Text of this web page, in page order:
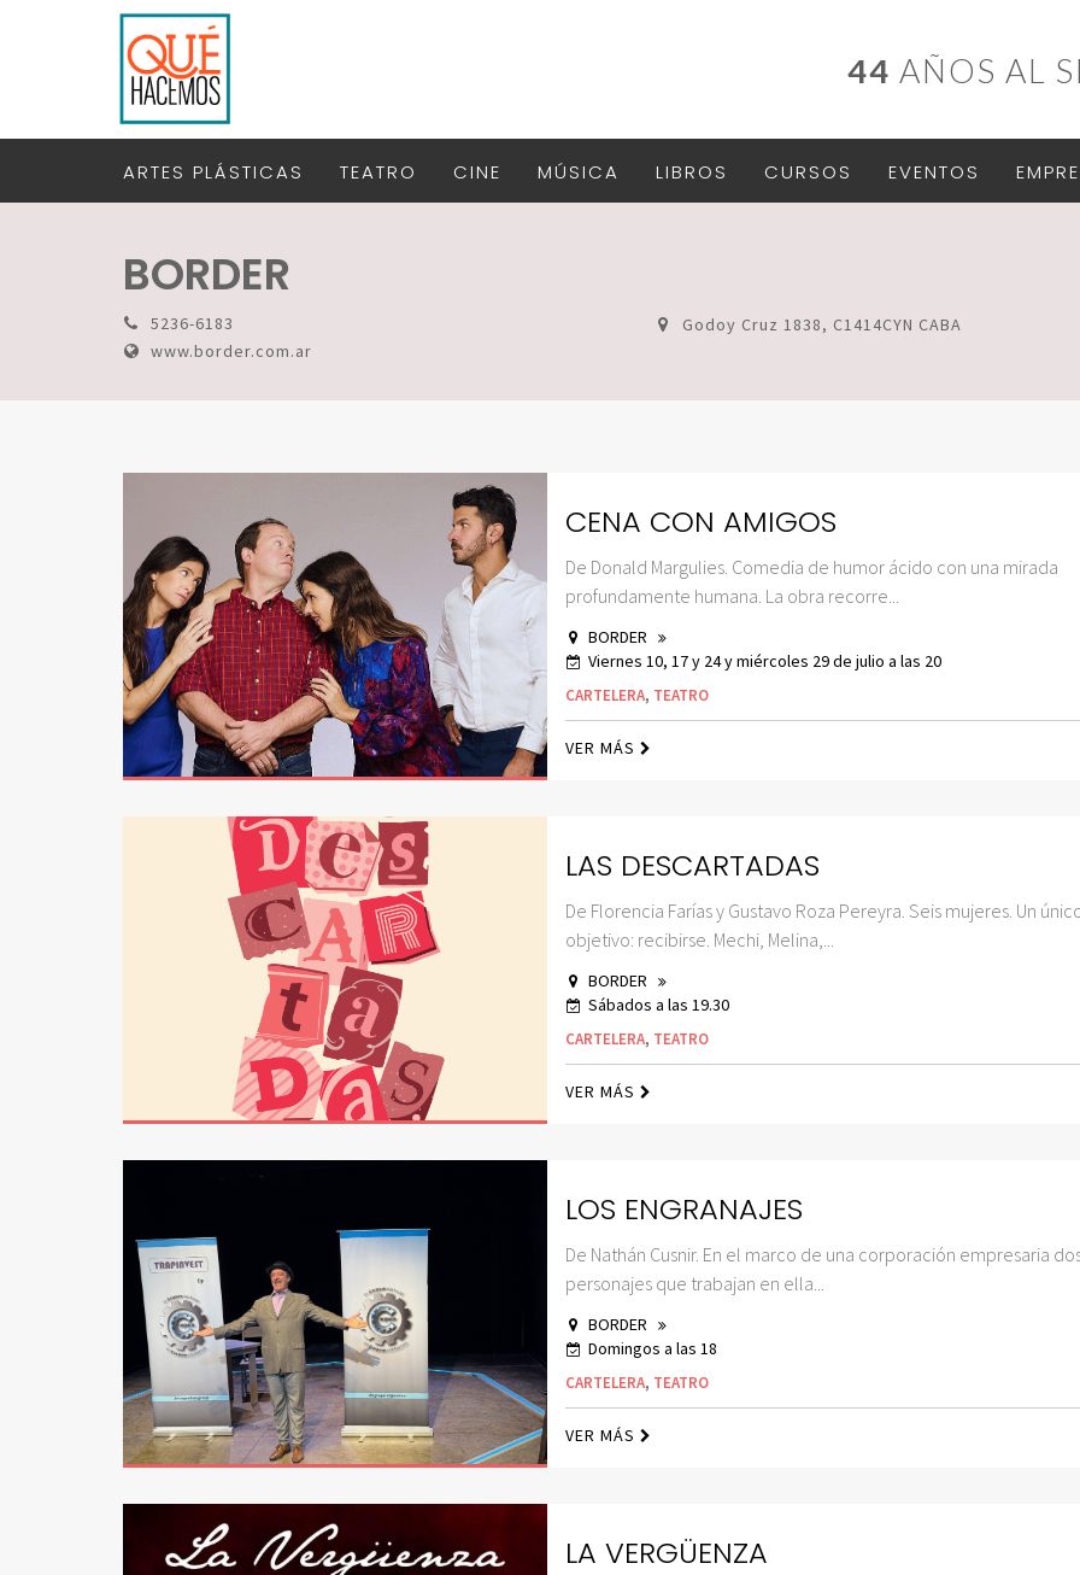
44 AÑOS AL
ARTES PLÁSTICAS TEATRO CINE MÚSICA LIBROS CURSOS EVENTOS
BORDER
5236-6183
Godoy Cruz 1838, C1414CYN CABA
www.border.com.ar
CENA CON AMIGOS
De Donald Margulies. Comedia de humor ácido con una mirada
profundamente humana. La obra recorre...
BORDER
Viernes 10, 17 y 24 y miércoles 29 de julio a las 20
CARTELERA, TEATRO
VER MÁS
LAS DESCARTADAS
De Florencia Farías y Gustavo Roza Pereyra. Seis mujeres. Un
objetivo: recibirse. Mechi, Melina,...
BORDER
Sábados a las 19.30
CARTELERA, TEATRO
VER MÁS
LOS ENGRANAJES
De Nathán Cusnir. En el marco de una corporación empresaria
personajes que trabajan en ella...
BORDER
Domingos a las 18
CARTELERA, TEATRO
VER MÁS
LA VERGÜENZA